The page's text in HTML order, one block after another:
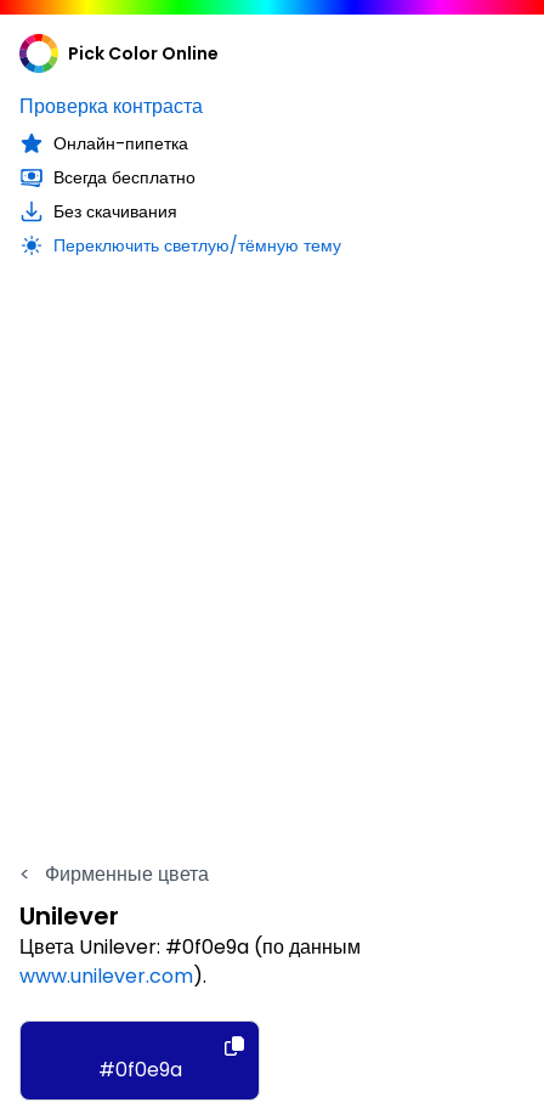
Pick Color Online
Проверка контраста
Онлайн-пипетка
Всегда бесплатно
Без скачивания
Переключить светлую/тёмную тему
< Фирменные цвета
Unilever
Цвета Unilever: #0f0e9a (по данным
www.unilever.com).
#0f0e9a